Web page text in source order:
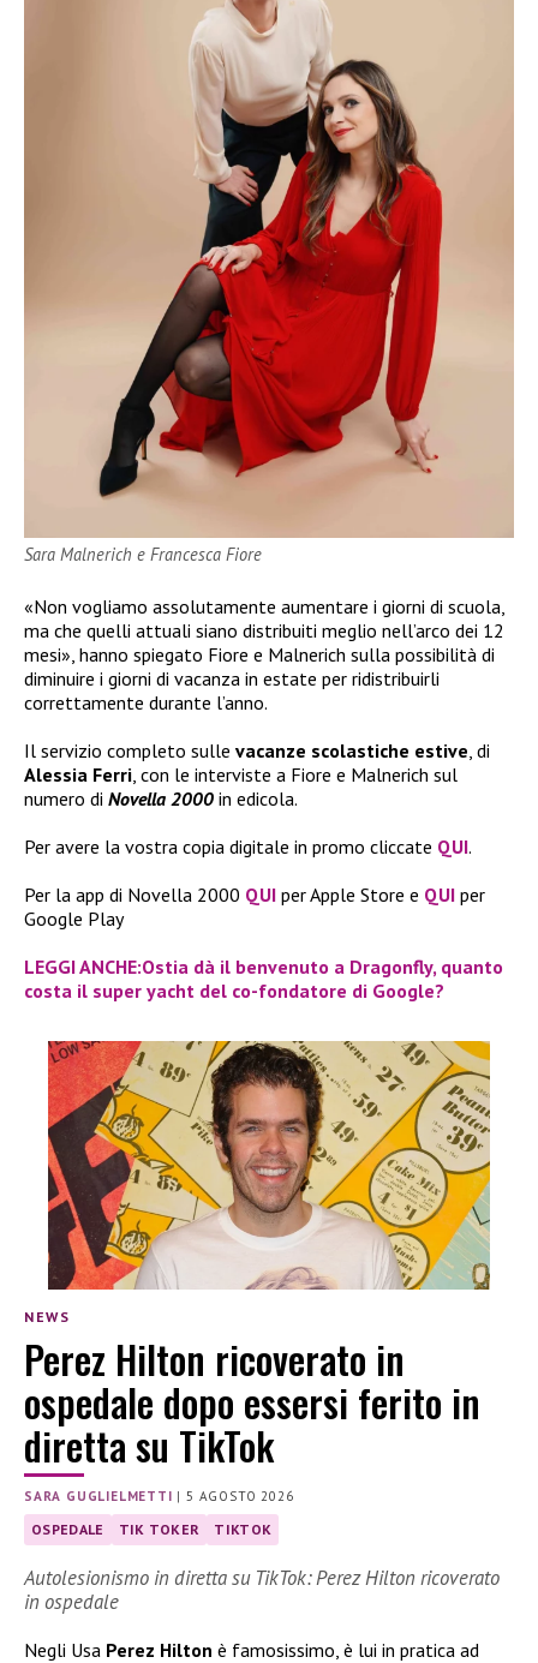
Sara Malnerich e Francesca Fiore
«Non vogliamo assolutamente aumentare i giorni di scuola,
ma che quelli attuali siano distribuiti meglio nell’arco dei 12
mesi», hanno spiegato Fiore e Malnerich sulla possibilità di
diminuire i giorni di vacanza in estate per ridistribuirli
correttamente durante l’anno.
Il servizio completo sulle vacanze scolastiche estive , di
Alessia Ferri , con le interviste a Fiore e Malnerich sul
numero di Novella 2000 in edicola.
Per avere la vostra copia digitale in promo cliccate QUI.
Per la app di Novella 2000 QUI per Apple Store e QUI per
Google Play
LEGGI ANCHE:Ostia dà il benvenuto a Dragonfly, quanto
costa il super yacht del co-fondatore di Google?
NEWS
Perez Hilton ricoverato in
ospedale dopo essersi ferito in
diretta su TikTok
SARA GUGLIELMETTI |5 AGOSTO 2026
OSPEDALE TIK TOKER TIKTOK
Autolesionismo in diretta su TikTok: Perez Hilton ricoverato
in ospedale
Negli Usa Perez Hilton è famosissimo, è lui in pratica ad